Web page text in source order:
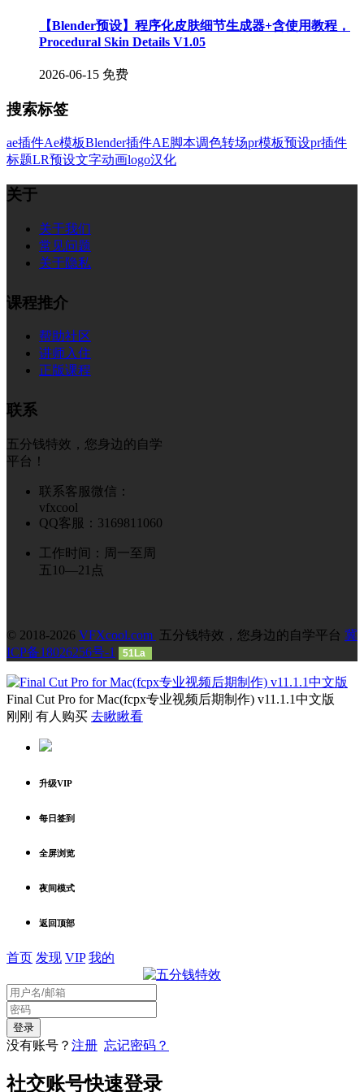
【Blender预设】程序化皮肤细节生成器+含使用教程，
Procedural Skin Details V1.05
2026-06-15 免费
搜索标签
ae插件Ae模板Blender插件AE脚本调色转场pr模板预设pr插件
标题LR预设文字动画logo汉化
关于
关于我们
常见问题
关于隐私
课程推介
帮助社区
讲师入住
正版课程
联系
五分钱特效，您身边的自学
平台！
联系客服微信：
vfxcool
QQ客服：3169811060
工作时间：周一至周
五10—21点
© 2018-2026 VFXcool.com 五分钱特效，您身边的自学平台 冀
ICP备18026256号-1
51La
Final Cut Pro for Mac(fcpx专业视频后期制作) v11.1.1中文版
刚刚 有人购买 去瞅瞅看
升级VIP
每日签到
全屏浏览
夜间模式
返回顶部
首页 发现 VIP 我的
没有账号？ 注册 忘记密码？
社交账号快速登录